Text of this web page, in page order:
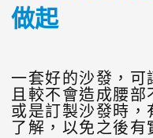
做起
一套好的沙發，可
且較不會造成腰
或是訂製沙發時，
了解，以免之後有